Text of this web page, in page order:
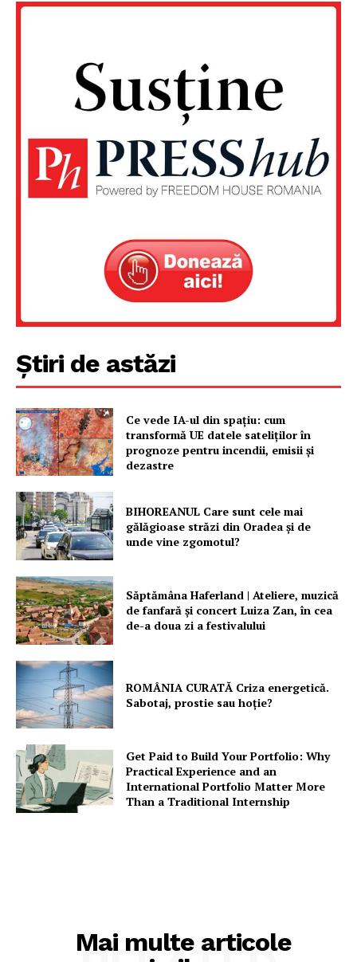
Știri de astăzi
Ce vede IA-ul din spațiu: cum
transformă UE datele sateliților în
prognoze pentru incendii, emisii și
dezastre
BIHOREANUL Care sunt cele mai
gălăgioase străzi din Oradea și de
unde vine zgomotul?
Săptămâna Haferland | Ateliere, muzică
de fanfară şi concert Luiza Zan, în cea
de-a doua zi a festivalului
ROMÂNIA CURATĂ Criza energetică.
Sabotaj, prostie sau hoție?
Get Paid to Build Your Portfolio: Why
Practical Experience and an
International Portfolio Matter More
Than a Traditional Internship
Mai multe articole